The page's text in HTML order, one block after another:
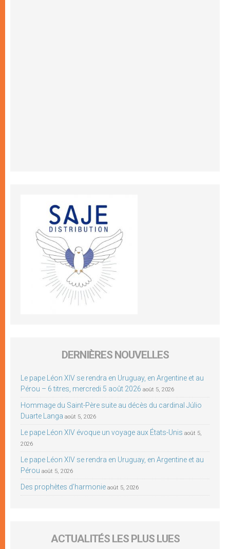
DERNIÈRES NOUVELLES
Le pape Léon XIV se rendra en Uruguay, en Argentine et au
Pérou – 6 titres, mercredi 5 août 2026 août 5, 2026
Hommage du Saint-Père suite au décès du cardinal Júlio
Duarte Langa août 5, 2026
Le pape Léon XIV évoque un voyage aux États-Unis août 5,
2026
Le pape Léon XIV se rendra en Uruguay, en Argentine et au
Pérou août 5, 2026
Des prophètes d’harmonie août 5, 2026
ACTUALITÉS LES PLUS LUES